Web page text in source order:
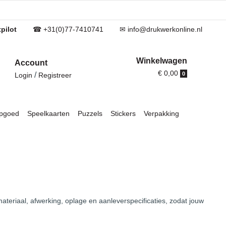
☎ +31(0)77-7410741 ✉ info@drukwerkonline.nl
Account
Login / Registreer
Winkelwagen
€ 0,00 0
Speelkaarten Puzzels Stickers Verpakking
afwerking, oplage en aanleverspecificaties, zodat jouw